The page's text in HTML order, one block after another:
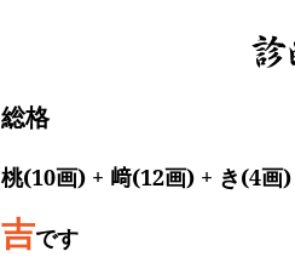
総格
桃(10画) + 﨑(12画) + き(4画
吉です